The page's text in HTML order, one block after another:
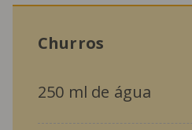
Churros
250 ml de água